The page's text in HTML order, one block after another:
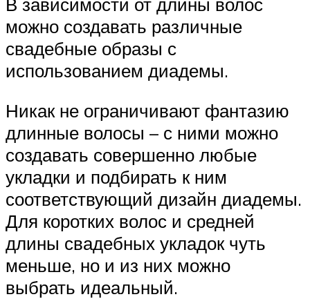
можно создавать различные
свадебные образы с
использованием диадемы.
Никак не ограничивают фантазию
длинные волосы – с ними можно
создавать совершенно любые
укладки и подбирать к ним
соответствующий дизайн диадемы.
Для коротких волос и средней
длины свадебных укладок чуть
меньше, но и из них можно
выбрать идеальный.